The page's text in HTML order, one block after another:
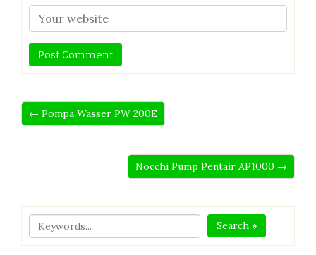
← Pompa Wasser PW 200E
Nocchi Pump Pentair AP1000 →
Search »